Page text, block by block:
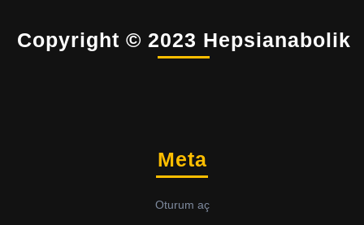
Copyright © 2023 Hepsianabolik
Meta
Oturum aç